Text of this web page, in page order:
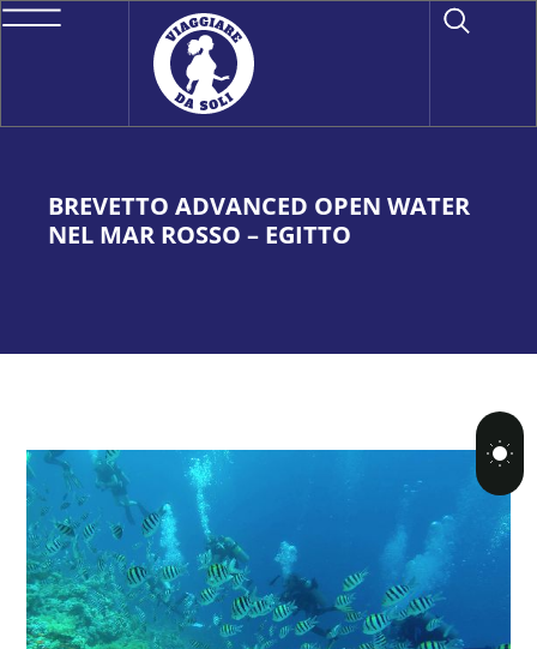
BREVETTO ADVANCED OPEN WATER
NEL MAR ROSSO – EGITTO